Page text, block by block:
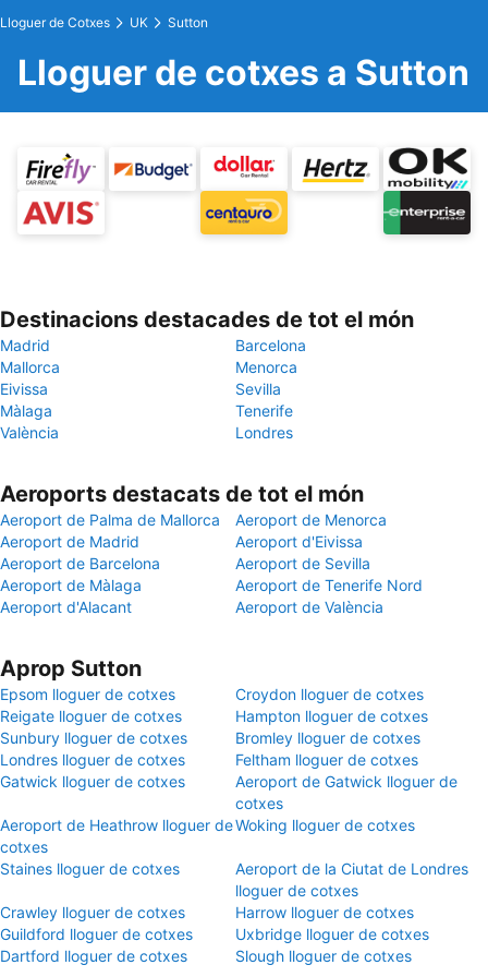
Lloguer de Cotxes UK Sutton
Lloguer de cotxes a Sutton
Destinacions destacades de tot el món
Madrid
Barcelona
Mallorca
Menorca
Eivissa
Sevilla
Màlaga
Tenerife
València
Londres
Aeroports destacats de tot el món
Aeroport de Palma de Mallorca
Aeroport de Menorca
Aeroport de Madrid
Aeroport d'Eivissa
Aeroport de Barcelona
Aeroport de Sevilla
Aeroport de Màlaga
Aeroport de Tenerife Nord
Aeroport d'Alacant
Aeroport de València
Aprop Sutton
Epsom lloguer de cotxes
Croydon lloguer de cotxes
Reigate lloguer de cotxes
Hampton lloguer de cotxes
Sunbury lloguer de cotxes
Bromley lloguer de cotxes
Londres lloguer de cotxes
Feltham lloguer de cotxes
Gatwick lloguer de cotxes
Aeroport de Gatwick lloguer de
cotxes
Aeroport de Heathrow lloguer de
cotxes
Woking lloguer de cotxes
Staines lloguer de cotxes
Aeroport de la Ciutat de Londres
lloguer de cotxes
Crawley lloguer de cotxes
Harrow lloguer de cotxes
Guildford lloguer de cotxes
Uxbridge lloguer de cotxes
Dartford lloguer de cotxes
Slough lloguer de cotxes